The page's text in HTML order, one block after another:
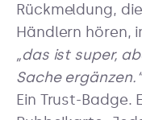
Rückmeldung,
Händlern hören,
„das ist super,
Sache ergänzen.“
Ein Trust-Badge.